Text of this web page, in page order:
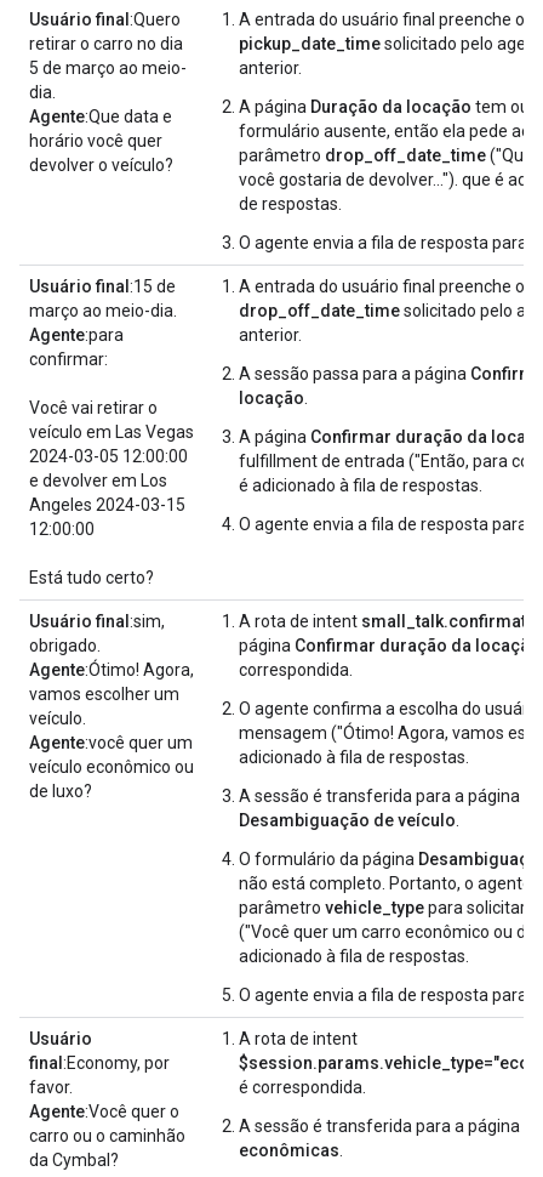
Usuário final:Quero
retirar o carro no dia
5 de março ao meio-
dia.
Agente:Que data e
horário você quer
devolver o veículo?
A entrada do usuário final preenche o
pickup_date_timesolicitado pelo
anterior.
A página Duração da locação tem
formulário ausente, então ela pede ao
parâmetro drop_off_date_time("Qual
você gostaria de devolver..."). que é
de respostas.
O agente envia a fila de resposta para
Usuário final:15 de
março ao meio-dia.
Agente:para
confirmar:
Você vai retirar o
veículo em Las Vegas
2024-03-05 12:00:00
e devolver em Los
Angeles 2024-03-15
12:00:00
Está tudo certo?
A entrada do usuário final preenche o
drop_off_date_timesolicitado pelo
anterior.
A sessão passa para a página
locação
A página Confirmar duração da
fulfillment de entrada ("Então, para
é adicionado à fila de respostas.
O agente envia a fila de resposta para
Usuário final:sim,
obrigado.
Agente:Ótimo! Agora,
vamos escolher um
veículo.
Agente:você quer um
veículo econômico ou
de luxo?
A rota de intent
página Confirmar duração da locação
correspondida.
O agente confirma a escolha do
mensagem ("Ótimo! Agora, vamos
adicionado à fila de respostas.
A sessão é transferida para a página
Desambiguação de veículo
O formulário da página
não está completo. Portanto, o agente
parâmetro vehicle_typepara solicitar
("Você quer um carro econômico ou de
adicionado à fila de respostas.
O agente envia a fila de resposta para
Usuário
final:Economy, por
favor.
Agente:Você quer o
carro ou o caminhão
da Cymbal?
A rota de intent
é correspondida.
A sessão é transferida para a página
econômicas